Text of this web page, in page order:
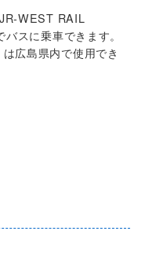
WEST RAIL
スに乗車できます。
広島県内で使用でき